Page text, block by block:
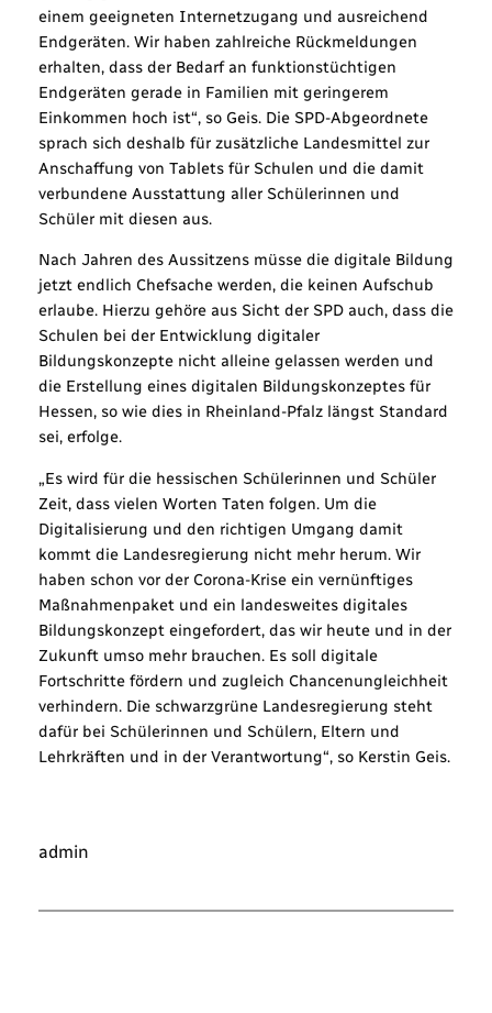
einem geeigneten Internetzugang und ausreichend
Endgeräten. Wir haben zahlreiche Rückmeldungen
erhalten, dass der Bedarf an funktionstüchtigen
Endgeräten gerade in Familien mit geringerem
Einkommen hoch ist“, so Geis. Die SPD-Abgeordnete
sprach sich deshalb für zusätzliche Landesmittel zur
Anschaffung von Tablets für Schulen und die damit
verbundene Ausstattung aller Schülerinnen und
Schüler mit diesen aus.
Nach Jahren des Aussitzens müsse die digitale Bildung
jetzt endlich Chefsache werden, die keinen Aufschub
erlaube. Hierzu gehöre aus Sicht der SPD auch, dass die
Schulen bei der Entwicklung digitaler
Bildungskonzepte nicht alleine gelassen werden und
die Erstellung eines digitalen Bildungskonzeptes für
Hessen, so wie dies in Rheinland-Pfalz längst Standard
sei, erfolge.
„Es wird für die hessischen Schülerinnen und Schüler
Zeit, dass vielen Worten Taten folgen. Um die
Digitalisierung und den richtigen Umgang damit
kommt die Landesregierung nicht mehr herum. Wir
haben schon vor der Corona-Krise ein vernünftiges
Maßnahmenpaket und ein landesweites digitales
Bildungskonzept eingefordert, das wir heute und in der
Zukunft umso mehr brauchen. Es soll digitale
Fortschritte fördern und zugleich Chancenungleichheit
verhindern. Die schwarzgrüne Landesregierung steht
dafür bei Schülerinnen und Schülern, Eltern und
Lehrkräften und in der Verantwortung“, so Kerstin Geis.
admin